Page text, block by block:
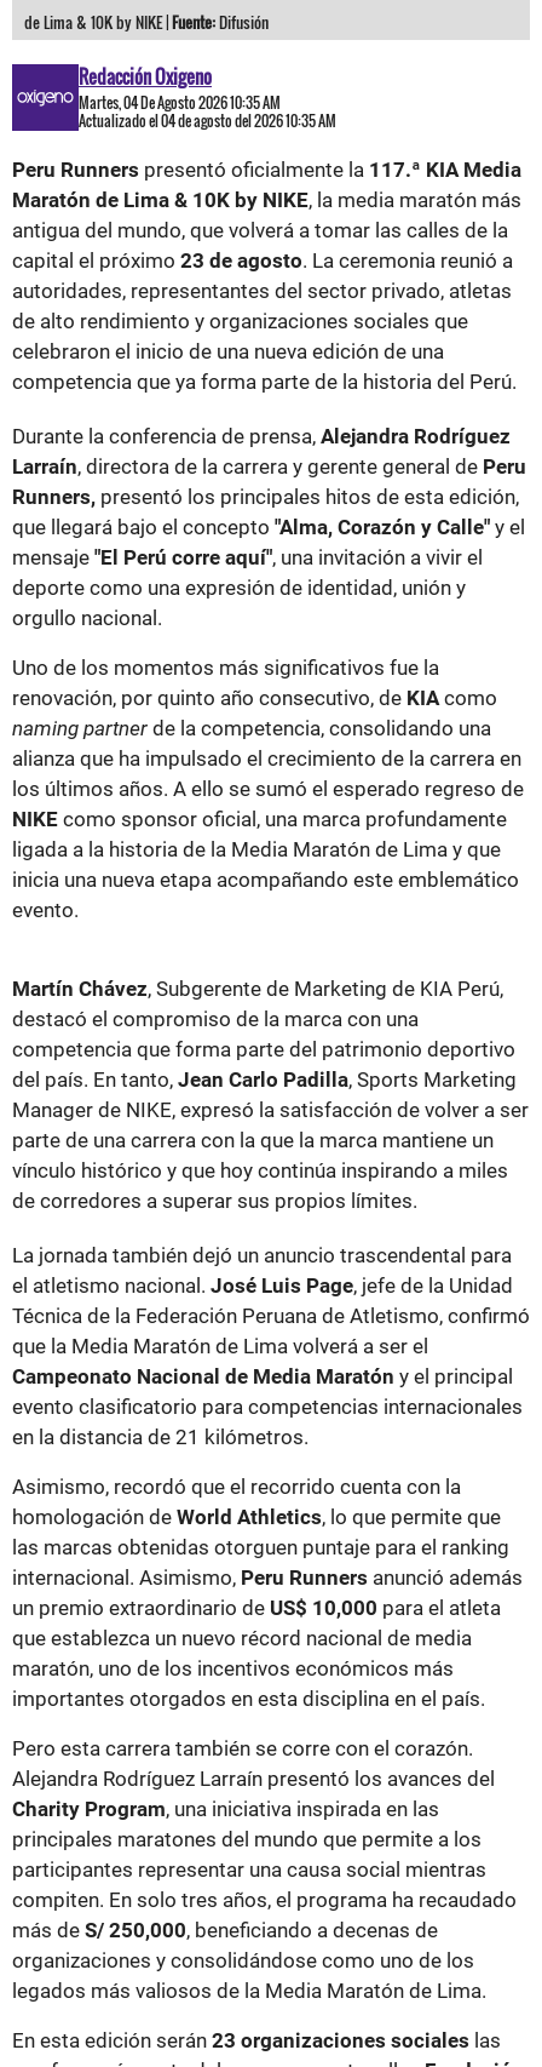
de Lima & 10K by NIKE |Fuente:Difusión
Redacción Oxigeno
Martes, 04 De Agosto 2026 10:35 AM
Actualizado el 04 de agosto del 2026 10:35 AM
Peru Runners presentó oficialmente la 117.ª KIA Media
Maratón de Lima & 10K by NIKE, la media maratón más
antigua del mundo, que volverá a tomar las calles de la
capital el próximo 23 de agosto. La ceremonia reunió a
autoridades, representantes del sector privado, atletas
de alto rendimiento y organizaciones sociales que
celebraron el inicio de una nueva edición de una
competencia que ya forma parte de la historia del Perú.
Durante la conferencia de prensa, Alejandra Rodríguez
Larraín, directora de la carrera y gerente general de Peru
Runners, presentó los principales hitos de esta edición,
que llegará bajo el concepto "Alma, Corazón y Calle" y el
mensaje "El Perú corre aquí", una invitación a vivir el
deporte como una expresión de identidad, unión y
orgullo nacional.
Uno de los momentos más significativos fue la
renovación, por quinto año consecutivo, de KIAcomo
naming partner de la competencia, consolidando una
alianza que ha impulsado el crecimiento de la carrera en
los últimos años. A ello se sumó el esperado regreso de
NIKE como sponsor oficial, una marca profundamente
ligada a la historia de la Media Maratón de Lima y que
inicia una nueva etapa acompañando este emblemático
evento.
Martín Chávez, Subgerente de Marketing de KIA Perú,
destacó el compromiso de la marca con una
competencia que forma parte del patrimonio deportivo
del país. En tanto, Jean Carlo Padilla, Sports Marketing
Manager de NIKE, expresó la satisfacción de volver a ser
parte de una carrera con la que la marca mantiene un
vínculo histórico y que hoy continúa inspirando a miles
de corredores a superar sus propios límites.
La jornada también dejó un anuncio trascendental para
el atletismo nacional. José Luis Page, jefe de la Unidad
Técnica de la Federación Peruana de Atletismo, confirmó
que la Media Maratón de Lima volverá a ser el
Campeonato Nacional de Media Maratón y el principal
evento clasificatorio para competencias internacionales
en la distancia de 21 kilómetros.
Asimismo, recordó que el recorrido cuenta con la
homologación de World Athletics, lo que permite que
las marcas obtenidas otorguen puntaje para el ranking
internacional. Asimismo, Peru Runners anunció además
un premio extraordinario de US$ 10,000 para el atleta
que establezca un nuevo récord nacional de media
maratón, uno de los incentivos económicos más
importantes otorgados en esta disciplina en el país.
Pero esta carrera también se corre con el corazón.
Alejandra Rodríguez Larraín presentó los avances del
Charity Program, una iniciativa inspirada en las
principales maratones del mundo que permite a los
participantes representar una causa social mientras
compiten. En solo tres años, el programa ha recaudado
más de S/ 250,000, beneficiando a decenas de
organizaciones y consolidándose como uno de los
legados más valiosos de la Media Maratón de Lima.
En esta edición serán 23 organizaciones sociales las